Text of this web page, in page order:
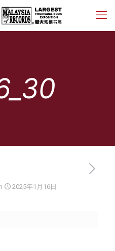
2025年1月16日